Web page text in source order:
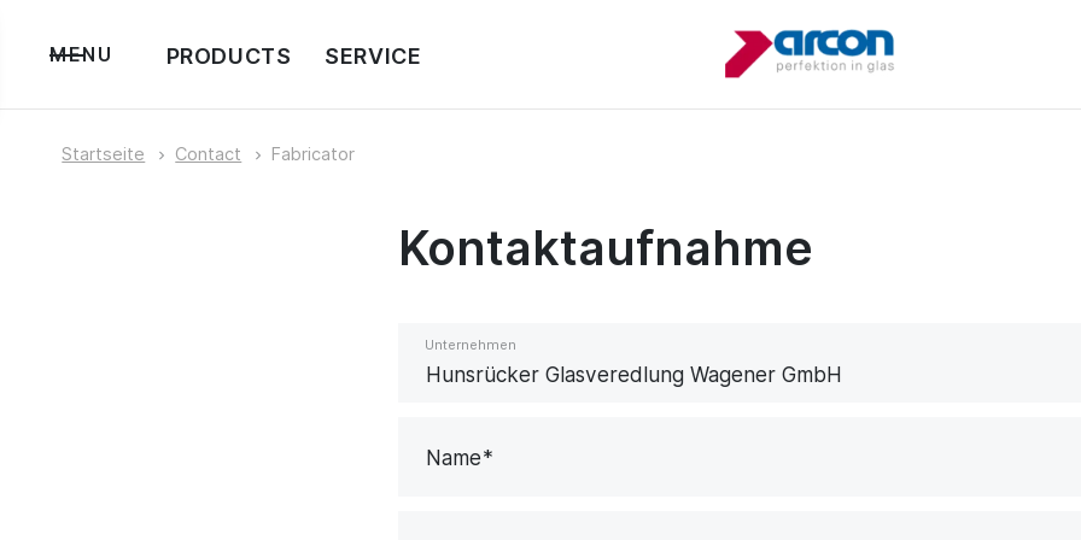
MENU PRODUCTS SERVICE
Startseite Contact Fabricator
Kontaktaufnahme
Unternehmen
Name